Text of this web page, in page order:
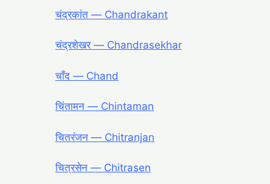
चंद्रकांत — Chandrakant
चंद्रशेखर — Chandrasekhar
चाँद — Chand
चिंतामन — Chintaman
चितरंजन — Chitranjan
चित्रसेन — Chitrasen